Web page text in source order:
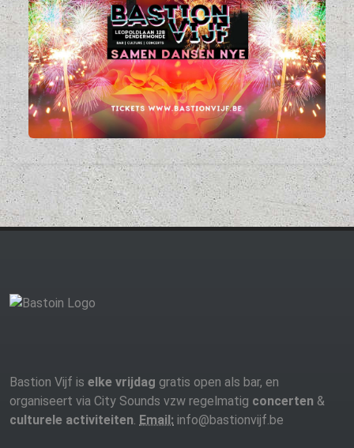
Bastion Vijf is elke vrijdag gratis open als bar, en
organiseert via City Sounds vzw regelmatig concerten &
culturele activiteiten. Email: info@bastionvijf.be